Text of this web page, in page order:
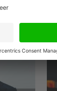
echt
nodig